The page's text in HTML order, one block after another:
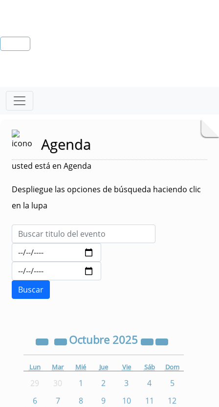
Agenda
usted está en Agenda
Despliegue las opciones de búsqueda haciendo clic
en la lupa
Octubre 2025
Lun Mar Mié Jue Vie Sáb Dom
29 30 1 2 3 4
5
6
7 8 9 10 11
12